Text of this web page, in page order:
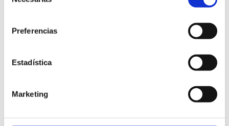
Preferencias
Estadística
Marketing